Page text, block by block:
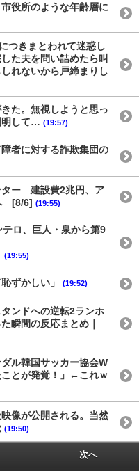
役所のような年齢層に
つきまとわれて迷惑し
た夫を問い詰めたら叫
れないから戸締まりし
た。無視しようと思っ
明して… (19:57)
者に対する詐欺集団の
ター 建設費2兆円、ア
[8/6] (19:55)
テロ、巨人・泉から第9
(19:55)
ずかしい」 (19:52)
ンドへの逆転2ランホ
瞬間の反応まとめ｜
ル韓国サッカー協会W
とが発覚！」←これｗ
像が公開される。当然
(19:50)
次へ